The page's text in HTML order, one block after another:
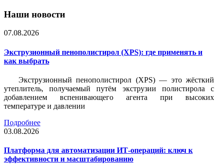
Наши новости
07.08.2026
Экструзионный пенополистирол (XPS): где применять и
как выбрать
Экструзионный пенополистирол (XPS) — это жёсткий
утеплитель, получаемый путём экструзии полистирола с
добавлением вспенивающего агента при высоких
температуре и давлении
Подробнее
03.08.2026
Платформа для автоматизации ИТ-операций: ключ к
эффективности и масштабированию